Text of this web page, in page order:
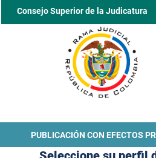
Consejo Superior de la Judicatura
PUBLICACIÓN CON EFECTOS